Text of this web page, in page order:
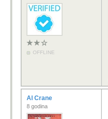
OFFLINE
Al Crane
8 godina